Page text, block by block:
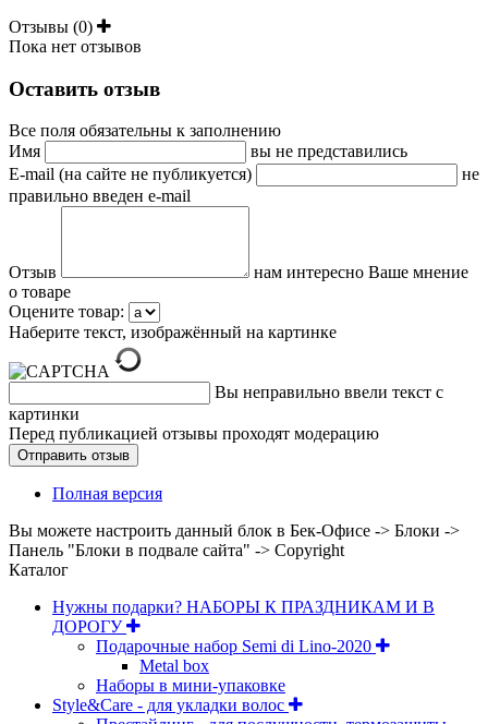
Отзывы (0)
Пока нет отзывов
Оставить отзыв
Все поля обязательны к заполнению
Имя
вы не представились
E-mail (на сайте не публикуется)
не
правильно введен e-mail
Отзыв
нам интересно Ваше мнение
о товаре
Оцените товар:
Наберите текст, изображённый на картинке
Вы неправильно ввели текст с
картинки
Перед публикацией отзывы проходят модерацию
Полная версия
Вы можете настроить данный блок в Бек-Офисе -> Блоки ->
Панель "Блоки в подвале сайта" -> Copyright
Каталог
Нужны подарки? НАБОРЫ К ПРАЗДНИКАМ И В
ДОРОГУ
Подарочные набор Semi di Lino-2020
Metal box
Наборы в мини-упаковке
Style&Care - для укладки волос